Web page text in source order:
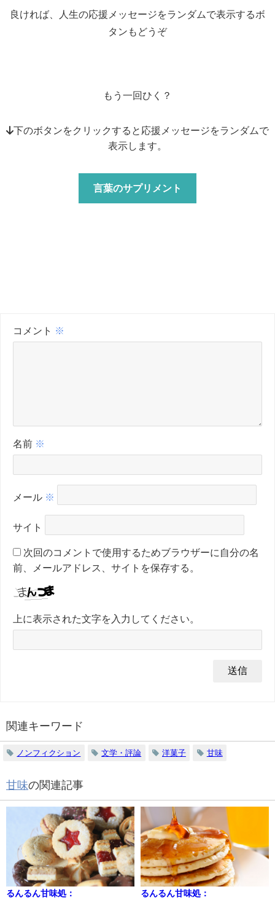
良ければ、人生の応援メッセージをランダムで表示するボ
タンもどうぞ
もう一回ひく？
↓下のボタンをクリックすると応援メッセージをランダムで
表示します。
言葉のサプリメント
コメント ※
名前 ※
メール ※
サイト
次回のコメントで使用するためブラウザーに自分の名
前、メールアドレス、サイトを保存する。
上に表示された文字を入力してください。
関連キーワード
ノンフィクション 文学・評論 洋菓子 甘味
甘味の関連記事
るんるん甘味処：
るんるん甘味処：